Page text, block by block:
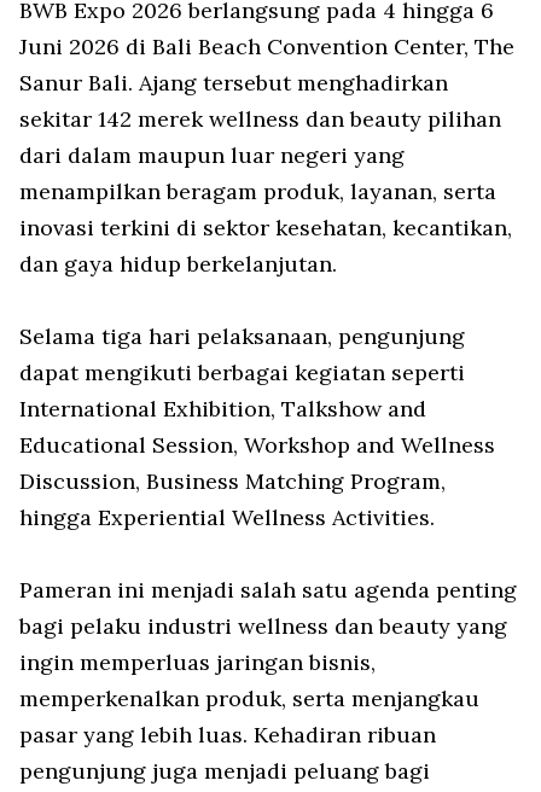
BWB Expo 2026 berlangsung pada 4 hingga 6
Juni 2026 di Bali Beach Convention Center, The
Sanur Bali. Ajang tersebut menghadirkan
sekitar 142 merek wellness dan beauty pilihan
dari dalam maupun luar negeri yang
menampilkan beragam produk, layanan, serta
inovasi terkini di sektor kesehatan, kecantikan,
dan gaya hidup berkelanjutan.
Selama tiga hari pelaksanaan, pengunjung
dapat mengikuti berbagai kegiatan seperti
International Exhibition, Talkshow and
Educational Session, Workshop and Wellness
Discussion, Business Matching Program,
hingga Experiential Wellness Activities.
Pameran ini menjadi salah satu agenda penting
bagi pelaku industri wellness dan beauty yang
ingin memperluas jaringan bisnis,
memperkenalkan produk, serta menjangkau
pasar yang lebih luas. Kehadiran ribuan
pengunjung juga menjadi peluang bagi